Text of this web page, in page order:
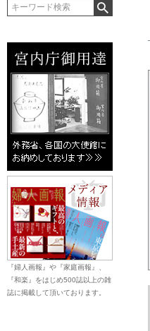
『婦人画報』や『家庭画報』、
『和楽』をはじめ500誌以上の雑
誌に掲載して頂いております。